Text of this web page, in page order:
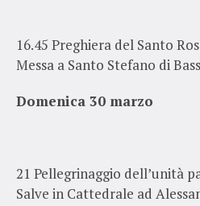
16.45 Preghiera del Santo
Messa a Santo Stefano di
Domenica 30 marzo
21 Pellegrinaggio dell’unità
Salve in Cattedrale ad